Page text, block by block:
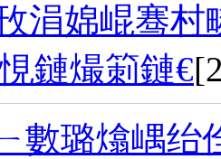
涓婂崐骞
鏈熶箣鏈€
數璐熻嵎